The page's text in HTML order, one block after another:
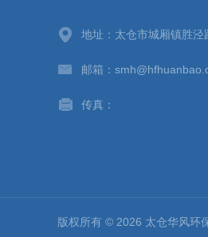
地址：太仓市城厢镇胜
邮箱：
传真：
版权所有 © 2026 太仓华风